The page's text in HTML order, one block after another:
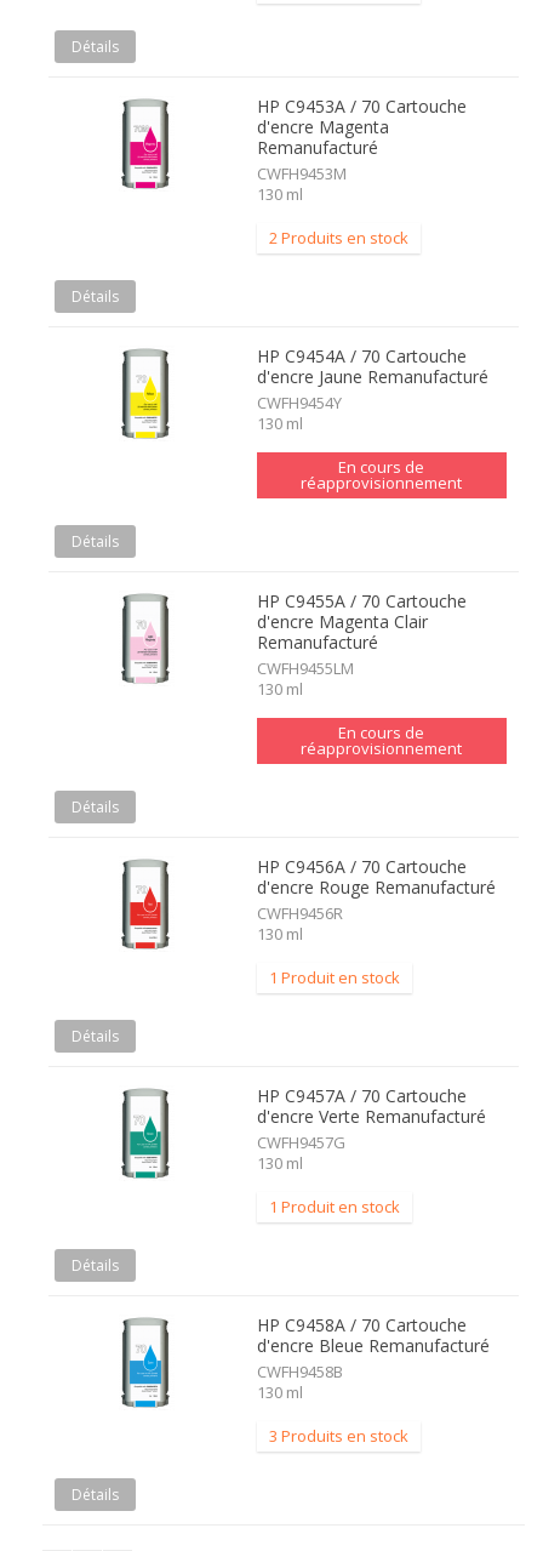
Détails
HP C9453A / 70 Cartouche
d'encre Magenta
Remanufacturé
CWFH9453M
130 ml
2 Produits en stock
Détails
HP C9454A / 70 Cartouche
d'encre Jaune Remanufacturé
CWFH9454Y
130 ml
En cours de
réapprovisionnement
Détails
HP C9455A / 70 Cartouche
d'encre Magenta Clair
Remanufacturé
CWFH9455LM
130 ml
En cours de
réapprovisionnement
Détails
HP C9456A / 70 Cartouche
d'encre Rouge Remanufacturé
CWFH9456R
130 ml
1 Produit en stock
Détails
HP C9457A / 70 Cartouche
d'encre Verte Remanufacturé
CWFH9457G
130 ml
1 Produit en stock
Détails
HP C9458A / 70 Cartouche
d'encre Bleue Remanufacturé
CWFH9458B
130 ml
3 Produits en stock
Détails